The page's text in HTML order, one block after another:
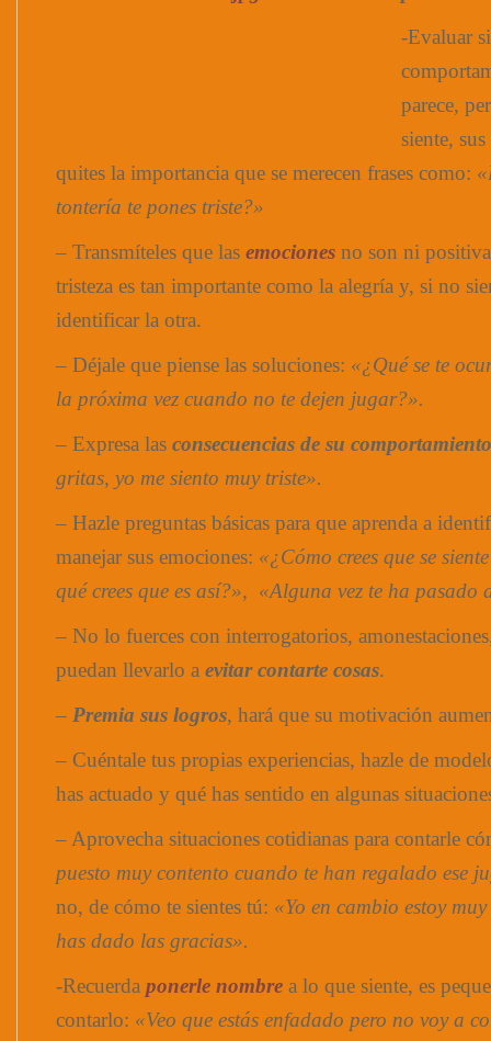
-Evaluar
parece,
siente,
quites la importancia que se merecen frases como:
tontería te pones triste?»
– Transmíteles que las emociones no son ni
tristeza es tan importante como la alegría y, si no
identificar la otra.
– Déjale que piense las soluciones: «¿Qué se te
la próxima vez cuando no te dejen jugar?».
– Expresa las consecuencias de su comportamiento
gritas, yo me siento muy triste».
– Hazle preguntas básicas para que aprenda a
manejar sus emociones: «¿Cómo crees que se
qué crees que es así?», «Alguna vez te ha pasado
– No lo fuerces con interrogatorios,
puedan llevarlo a evitar contarte cosas.
– Premia sus logros, hará que su motivación
– Cuéntale tus propias experiencias, hazle de
has actuado y qué has sentido en algunas
– Aprovecha situaciones cotidianas para contarle
puesto muy contento cuando te han regalado ese
no, de cómo te sientes tú: «Yo en cambio estoy
has dado las gracias».
-Recuerda ponerle nombre a lo que siente, es
contarlo: «Veo que estás enfadado pero no voy a